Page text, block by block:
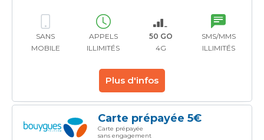
SANS
MOBILE
APPELS
ILLIMITÉS
50 GO
4G
SMS/MMS
ILLIMITÉS
Plus d'infos
Carte prépayée 5€
Carte prépayée
sans engagement